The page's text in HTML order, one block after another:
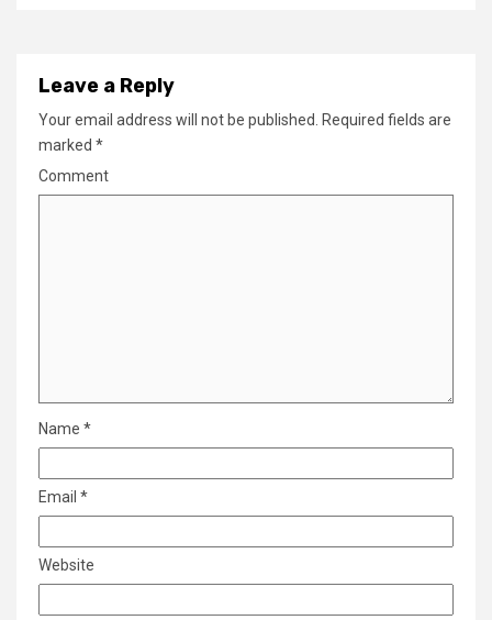
Leave a Reply
Your email address will not be published.
Required fields are
marked *
Comment
Name *
Email *
Website